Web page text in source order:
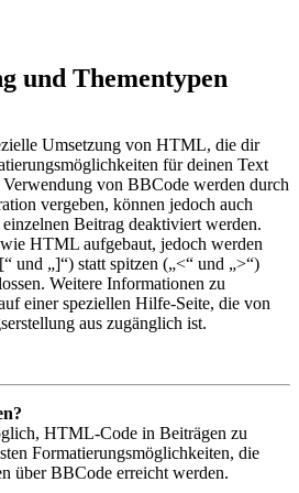
und Thementypen
Umsetzung von HTML, die dir
für deinen Text
von BBCode werden durch
vergeben, können jedoch auch
Beitrag deaktiviert werden.
HTML aufgebaut, jedoch werden
und „]“) statt spitzen („<“ und „>“)
Weitere Informationen zu
einer speziellen Hilfe-Seite, die von
aus zugänglich ist.
HTML-Code in Beiträgen zu
Formatierungsmöglichkeiten, die
über BBCode erreicht werden.